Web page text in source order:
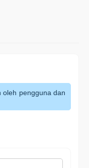
oleh pengguna dan